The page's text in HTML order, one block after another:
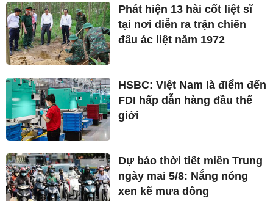
Phát hiện 13 hài cốt liệt sĩ
tại nơi diễn ra trận chiến
đấu ác liệt năm 1972
HSBC: Việt Nam là điểm đến
FDI hấp dẫn hàng đầu thế
giới
Dự báo thời tiết miền Trung
ngày mai 5/8: Nắng nóng
xen kẽ mưa dông